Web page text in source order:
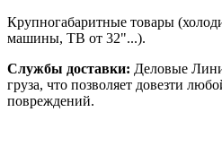
Крупногабаритные товары
машины, ТВ от 32"...).
Службы доставки: Деловые
груза, что позволяет довезти
повреждений.